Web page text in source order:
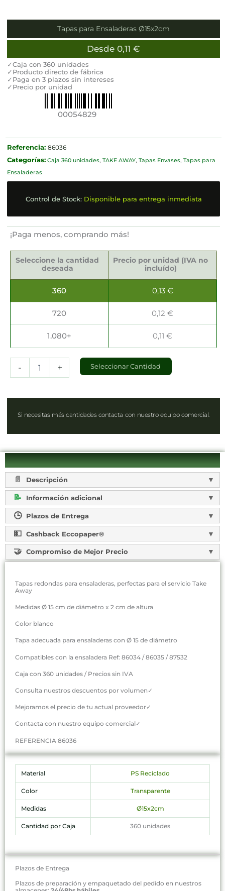
Tapas para Ensaladeras Ø15x2cm
Desde 0,11 €
✓Caja con 360 unidades
✓Producto directo de fábrica
✓Paga en 3 plazos sin intereses
✓Precio por unidad
00054829
Referencia: 86036
Categorías: Caja 360 unidades, TAKE AWAY, Tapas Envases, Tapas para
Ensaladeras
Control de Stock: Disponible para entrega inmediata
¡Paga menos, comprando más!
Seleccione la cantidad
deseada
Precio por unidad (IVA no
incluído)
360 0,13 €
720 0,12€
1.080+ 0,11€
-
para
Ensaladeras
+ Seleccionar Cantidad
Si necesitas más cantidades contacta con nuestro equipo comercial.
Descripción
Información adicional
Plazos de Entrega
Cashback Eccopaper®
Compromiso de Mejor Precio
Tapas redondas para ensaladeras, perfectas para el servicio Take
Away
Medidas Ø 15 cm de diámetro x 2 cm de altura
Color blanco
Tapa adecuada para ensaladeras con Ø 15 de diámetro
Compatibles con la ensaladera Ref: 86034 / 86035 / 87532
Caja con 360 unidades / Precios sin IVA
Consulta nuestros descuentos por volumen✓
Mejoramos el precio de tu actual proveedor✓
Contacta con nuestro equipo comercial✓
REFERENCIA 86036
Material PS Reciclado
Color Transparente
Medidas Ø15x2cm
Cantidad por Caja 360 unidades
Plazos de Entrega
Plazos de preparación y empaquetado del pedido en nuestros